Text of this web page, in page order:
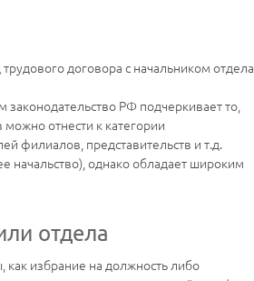
договора с начальником отдела
РФ подчеркивает то,
отнести к категории
филиалов, представительств и т.д.
начальство), однако обладает широким
отдела
избрание на должность либо